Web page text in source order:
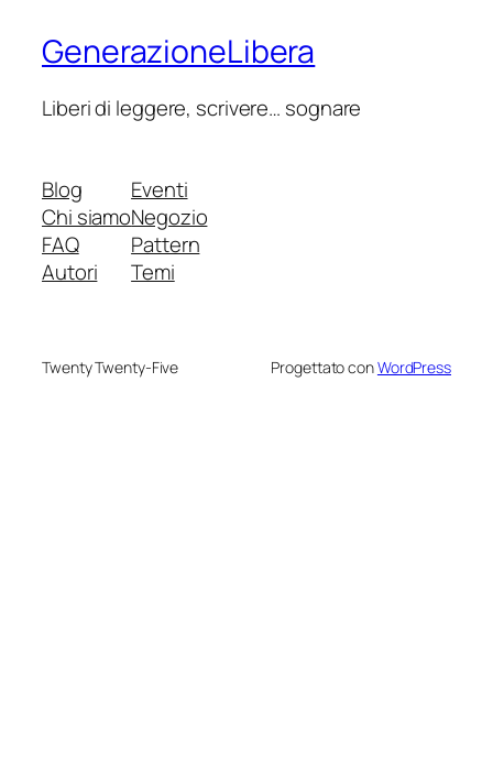
GenerazioneLibera
Liberi di leggere, scrivere… sognare
Blog
Chi siamo
FAQ
Autori
Eventi
Negozio
Pattern
Temi
Twenty Twenty-Five Progettato conWordPress